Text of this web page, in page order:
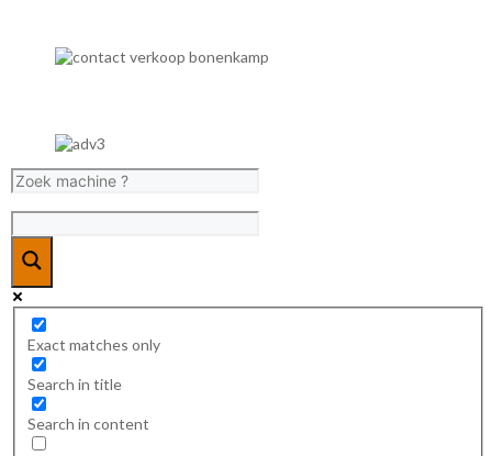
Exact matches only
Search in title
Search in content